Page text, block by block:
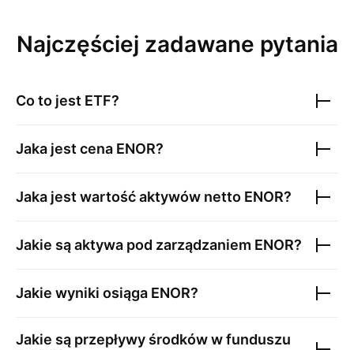
Najczęściej zadawane pytania
Co to jest ETF?
Jaka jest cena ENOR?
Jaka jest wartość aktywów netto ENOR?
Jakie są aktywa pod zarządzaniem ENOR?
Jakie wyniki osiąga ENOR?
Jakie są przepływy środków w funduszu